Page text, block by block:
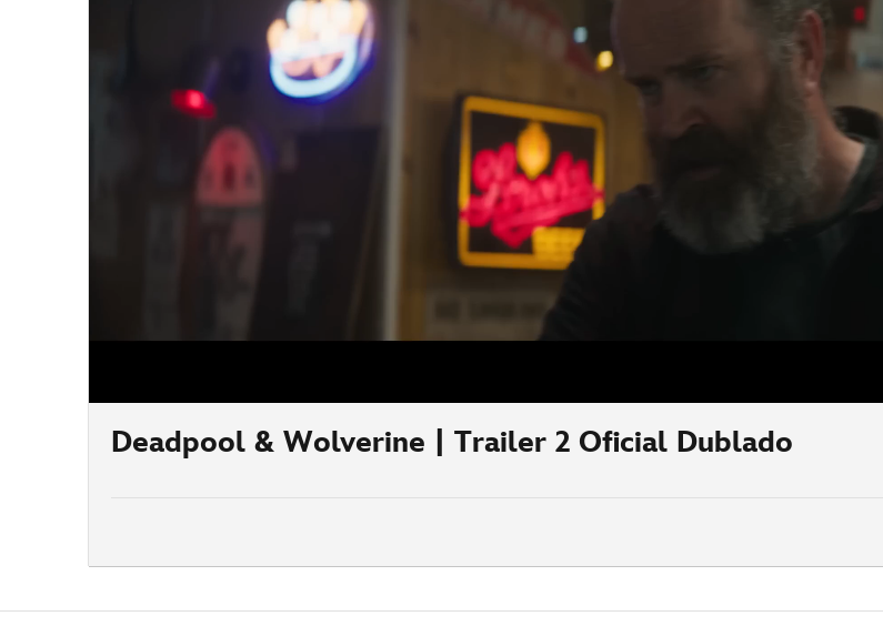
Deadpool & Wolverine | Trailer 2 Oficial Dublado